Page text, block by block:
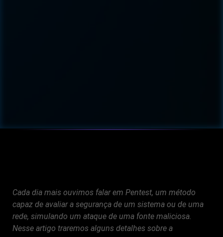
Cada dia mais ouvimos falar em Pentest, um método
capaz de avaliar a segurança de um sistema ou de uma
rede, simulando um ataque de uma fonte maliciosa.
Nesse artigo traremos alguns detalhes sobre a